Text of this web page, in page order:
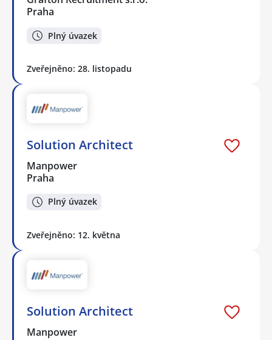
Praha
Plný úvazek
Zveřejněno: 28. listopadu
Solution Architect
Manpower
Praha
Plný úvazek
Zveřejněno: 12. května
Solution Architect
Manpower